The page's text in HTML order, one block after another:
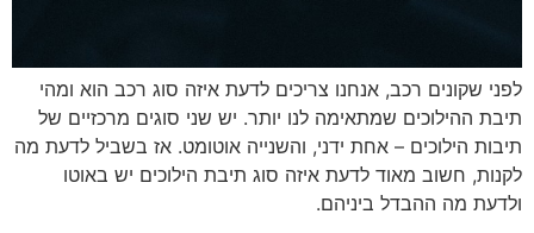
לפני שקונים רכב, אנחנו צריכים לדעת איזה סוג רכב הוא ומהי
תיבת ההילוכים שמתאימה לנו יותר. יש שני סוגים מרכזיים של
תיבות הילוכים – אחת ידני, והשנייה אוטומט. אז בשביל לדעת מה
לקנות, חשוב מאוד לדעת איזה סוג תיבת הילוכים יש באוטו
ולדעת מה ההבדל ביניהם.